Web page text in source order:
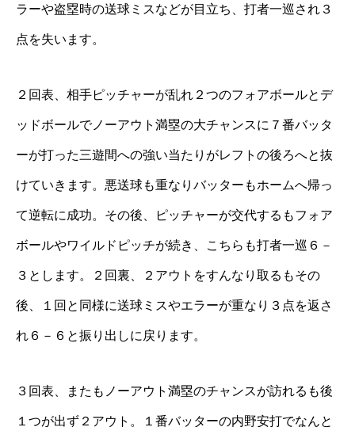
ラーや盗塁時の送球ミスなどが目立ち、打者一巡され３
点を失います。
２回表、相手ピッチャーが乱れ２つのフォアボールとデ
ッドボールでノーアウト満塁の大チャンスに７番バッタ
ーが打った三遊間への強い当たりがレフトの後ろへと抜
けていきます。悪送球も重なりバッターもホームへ帰っ
て逆転に成功。その後、ピッチャーが交代するもフォア
ボールやワイルドピッチが続き、こちらも打者一巡６－
３とします。２回裏、２アウトをすんなり取るもその
後、１回と同様に送球ミスやエラーが重なり３点を返さ
れ６－６と振り出しに戻ります。
３回表、またもノーアウト満塁のチャンスが訪れるも後
１つが出ず２アウト。１番バッターの内野安打でなんと